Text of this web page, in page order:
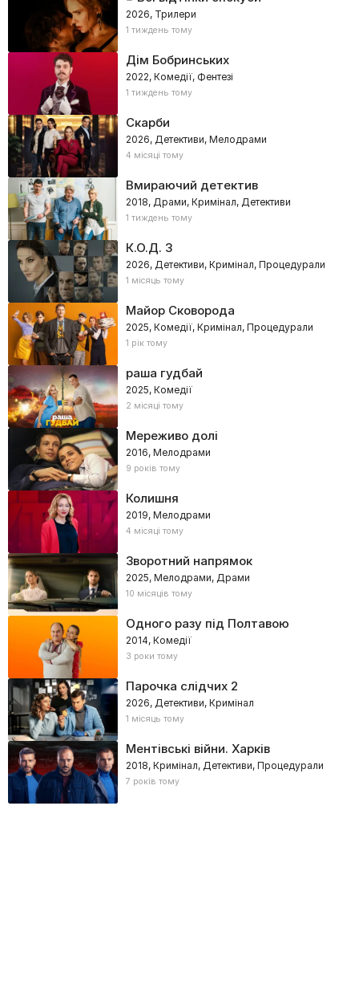
2026, Трилери
1 тиждень тому
Дім Бобринських
2022, Комедії, Фентезі
1 тиждень тому
Скарби
2026, Детективи, Мелодрами
4 місяці тому
Вмираючий детектив
2018, Драми, Кримінал, Детективи
1 тиждень тому
К.О.Д. 3
2026, Детективи, Кримінал, Процедурали
1 місяць тому
Майор Сковорода
2025, Комедії, Кримінал, Процедурали
1 рік тому
раша гудбай
2025, Комедії
2 місяці тому
Мереживо долі
2016, Мелодрами
9 років тому
Колишня
2019, Мелодрами
4 місяці тому
Зворотний напрямок
2025, Мелодрами, Драми
10 місяців тому
Одного разу під Полтавою
2014, Комедії
3 роки тому
Парочка слідчих 2
2026, Детективи, Кримінал
1 місяць тому
Ментівські війни. Харків
2018, Кримінал, Детективи, Процедурали
7 років тому